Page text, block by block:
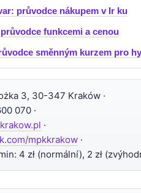
průvodce nákupem v Ir ku
funkcemi a cenou
směnným kurzem pro
3, 30-347 Kraków ·
070 ·
·
mpkkrakow ·
4 zł (normální), 2 zł